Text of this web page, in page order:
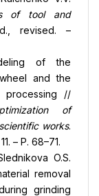
of tool and
revised. –
of the
and the
processing //
of
works.
– P. 68–71.
O.S.
removal
grinding